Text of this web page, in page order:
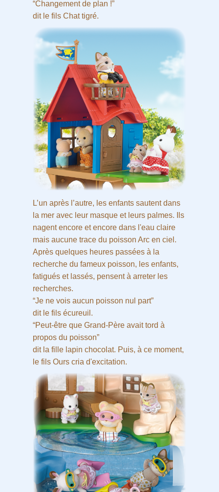
“Changement de plan !”
dit le fils Chat tigré.
L’un après l’autre, les enfants sautent dans
la mer avec leur masque et leurs palmes. Ils
nagent encore et encore dans l'eau claire
mais aucune trace du poisson Arc en ciel.
Après quelques heures passées à la
recherche du fameux poisson, les enfants,
fatigués et lassés, pensent à arreter les
recherches.
“Je ne vois aucun poisson nul part”
dit le fils écureuil.
“Peut-être que Grand-Père avait tord à
propos du poisson”
dit la fille lapin chocolat. Puis, à ce moment,
le fils Ours cria d'excitation.